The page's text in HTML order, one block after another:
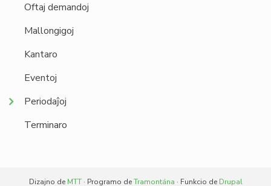
Oftaj demandoj
Mallongigoj
Kantaro
Eventoj
Periodaĵoj
Terminaro
Dizajno de MTT· Programo deTramontána · Funkcio de Drupal